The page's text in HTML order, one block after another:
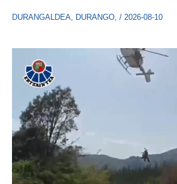
DURANGALDEA, DURANGO, / 2026-08-10